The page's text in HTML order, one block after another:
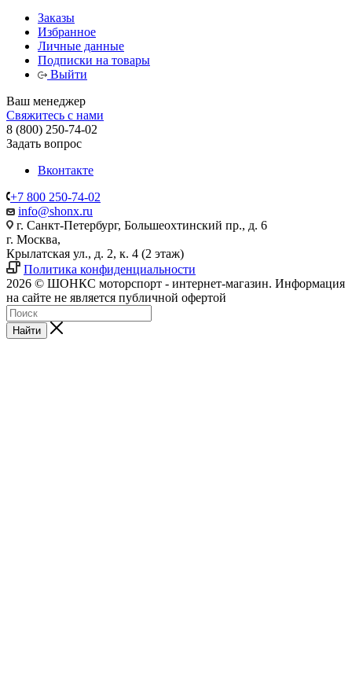
Заказы
Избранное
Личные данные
Подписки на товары
Выйти
Ваш менеджер
Свяжитесь с нами
8 (800) 250-74-02
Задать вопрос
Вконтакте
+7 800 250-74-02
info@shonx.ru
г. Санкт-Петербург, Большеохтинский пр., д. 6
г. Москва,
Крылатская ул., д. 2, к. 4 (2 этаж)
Политика конфиденциальности
2026 © ШОНКС моторспорт - интернет-магазин. Информация
на сайте не является публичной офертой
Найти